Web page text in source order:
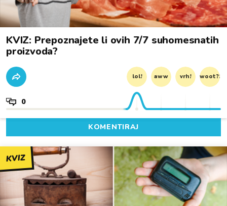
KVIZ: Prepoznajete li ovih 7/7 suhomesnatih
proizvoda?
lol! aww vrh! woot?!
0
KOMENTIRAJ
KVIZ